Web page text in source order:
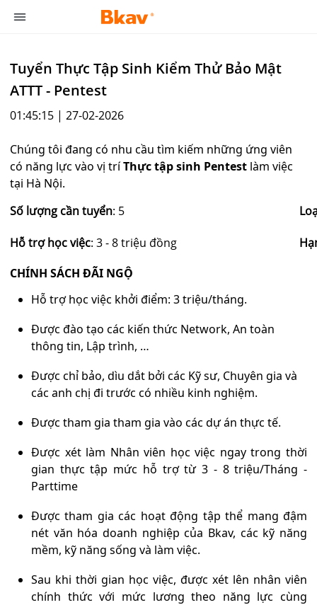
Tuyển Thực Tập Sinh Kiểm Thử Bảo Mật
ATTT - Pentest
01:45:15 | 27-02-2026
Chúng tôi đang có nhu cầu tìm kiếm những ứng viên
có năng lực vào vị tríThực tập sinh Pentest làm việc
tại Hà Nội.
Số lượng cần tuyển: 5
Hỗ trợ học việc: 3 - 8 triệu đồng
CHÍNH SÁCH ĐÃI NGỘ
Hỗ trợ học việc khởi điểm: 3 triệu/tháng.
Được đào tạo các kiến thức Network, An toàn
thông tin, Lập trình, …
Được chỉ bảo, dìu dắt bởi các Kỹ sư, Chuyên gia và
các anh chị đi trước có nhiều kinh nghiệm.
Được tham gia tham gia vào các dự án thực tế.
Được xét làm Nhân viên học việc ngay trong thời
gian thực tập mức hỗ trợ từ 3 - 8triệu/Tháng -
Parttime
Được tham gia các hoạt động tập thể mang đậm
nét văn hóa doanh nghiệp của Bkav, các kỹ năng
mềm, kỹ năng sống và làm việc.
Sau khi thời gian học việc, được xét lên nhân viên
chính thức với mức lương theo năng lực cùng